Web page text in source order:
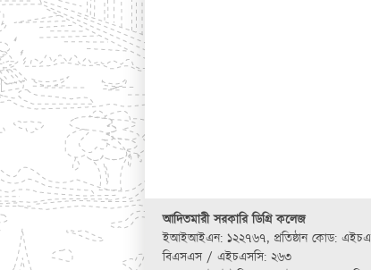
আদিতমারী সরকারি ডিগ্রি কলেজ
ইআইআইএন: ১২২৭৬৭, প্রতিষ্ঠান কোড:
বিএসএস / এইচএসসি: ২৬৩